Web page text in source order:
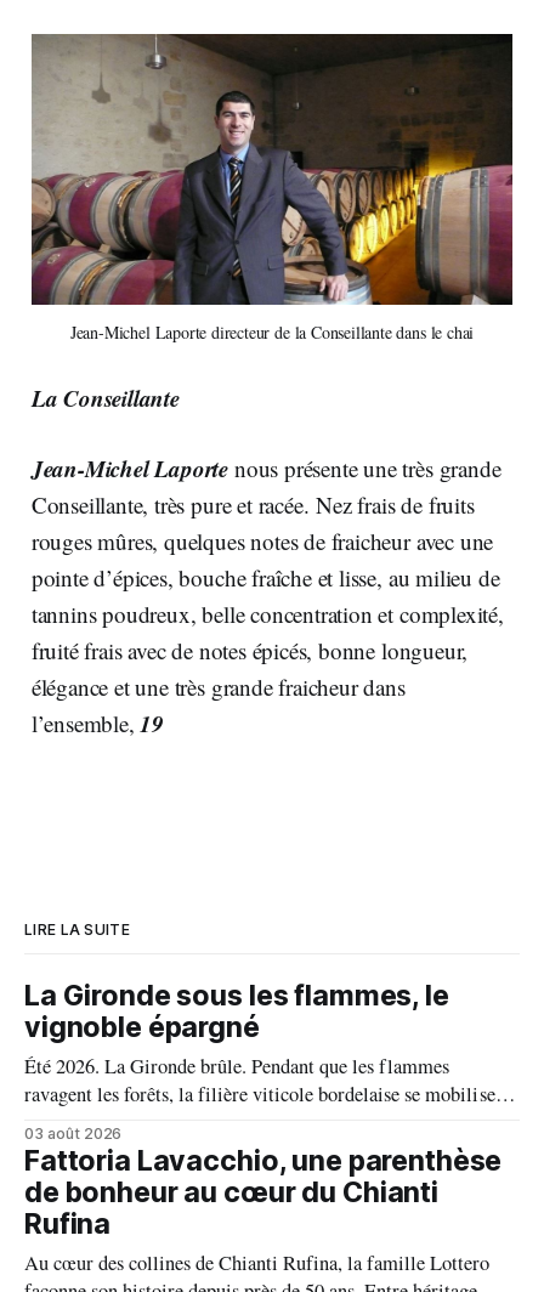
Jean-Michel Laporte directeur de la Conseillante dans le chai
La Conseillante
Jean-Michel Laporte nous présente une très grande
Conseillante, très pure et racée. Nez frais de fruits
rouges mûres, quelques notes de fraicheur avec une
pointe d’épices, bouche fraîche et lisse, au milieu de
tannins poudreux, belle concentration et complexité,
fruité frais avec de notes épicés, bonne longueur,
élégance et une très grande fraicheur dans
l’ensemble,19
LIRE LA SUITE
La Gironde sous les flammes, le
vignoble épargné
Été 2026. La Gironde brûle. Pendant que les flammes
ravagent les forêts, la filière viticole bordelaise se mobilise,
fait front commun et fait preuve d'une solidarité exemplaire
face aux incendies. Les vignes, sont épargnées et le millésime
s'annonce prometteur. Le feu n'aura pas eu le dernier mot.
03 août 2026
Fattoria Lavacchio, une parenthèse
de bonheur au cœur du Chianti
Rufina
Au cœur des collines de Chianti Rufina, la famille Lottero